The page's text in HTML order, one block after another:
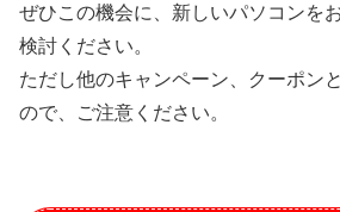
ぜひこの機会に、新しいパソコンを
検討ください。
ただし他のキャンペーン、クーポン
ので、ご注意ください。